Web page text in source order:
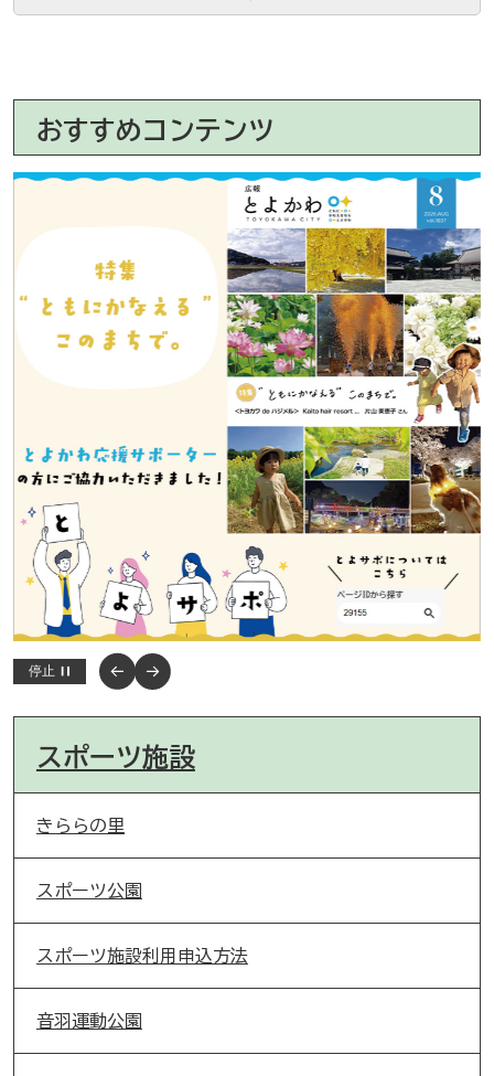
おすすめコンテンツ
停止
スポーツ施設
きららの里
スポーツ公園
スポーツ施設利用申込方法
音羽運動公園